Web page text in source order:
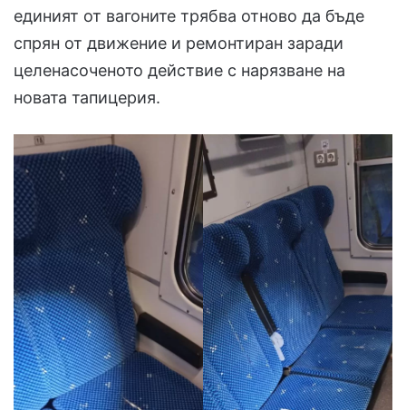
единият от вагоните трябва отново да бъде
спрян от движение и ремонтиран заради
целенасоченото действие с нарязване на
новата тапицерия.